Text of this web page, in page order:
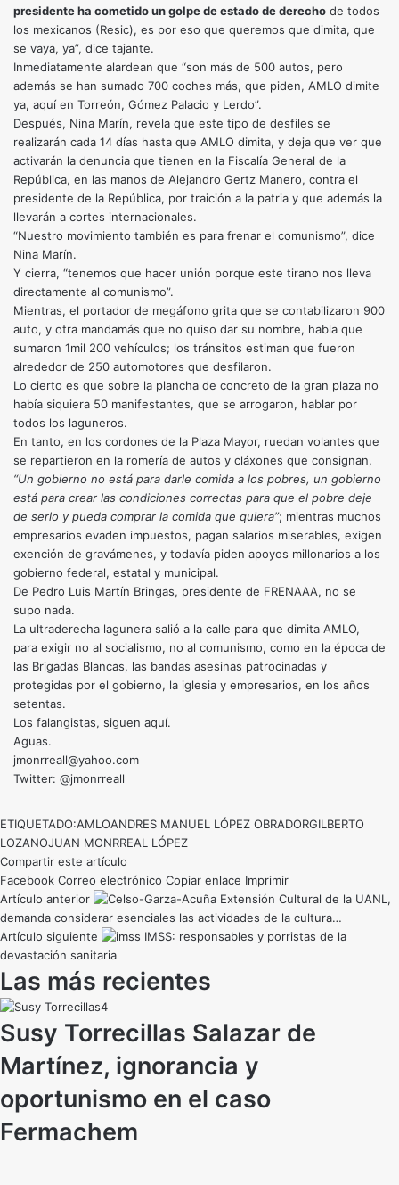
presidente ha cometido un golpe de estado de derecho de todos
los mexicanos (Resic), es por eso que queremos que dimita, que
se vaya, ya”, dice tajante.
Inmediatamente alardean que “son más de 500 autos, pero
además se han sumado 700 coches más, que piden, AMLO dimite
ya, aquí en Torreón, Gómez Palacio y Lerdo”.
Después, Nina Marín, revela que este tipo de desfiles se
realizarán cada 14 días hasta que AMLO dimita, y deja que ver que
activarán la denuncia que tienen en la Fiscalía General de la
República, en las manos de Alejandro Gertz Manero, contra el
presidente de la República, por traición a la patria y que además la
llevarán a cortes internacionales.
“Nuestro movimiento también es para frenar el comunismo”, dice
Nina Marín.
Y cierra, “tenemos que hacer unión porque este tirano nos lleva
directamente al comunismo”.
Mientras, el portador de megáfono grita que se contabilizaron 900
auto, y otra mandamás que no quiso dar su nombre, habla que
sumaron 1mil 200 vehículos; los tránsitos estiman que fueron
alrededor de 250 automotores que desfilaron.
Lo cierto es que sobre la plancha de concreto de la gran plaza no
había siquiera 50 manifestantes, que se arrogaron, hablar por
todos los laguneros.
En tanto, en los cordones de la Plaza Mayor, ruedan volantes que
se repartieron en la romería de autos y cláxones que consignan,
“Un gobierno no está para darle comida a los pobres, un gobierno
está para crear las condiciones correctas para que el pobre deje
de serlo y pueda comprar la comida que quiera”; mientras muchos
empresarios evaden impuestos, pagan salarios miserables, exigen
exención de gravámenes, y todavía piden apoyos millonarios a los
gobierno federal, estatal y municipal.
De Pedro Luis Martín Bringas, presidente de FRENAAA, no se
supo nada.
La ultraderecha lagunera salió a la calle para que dimita AMLO,
para exigir no al socialismo, no al comunismo, como en la época de
las Brigadas Blancas, las bandas asesinas patrocinadas y
protegidas por el gobierno, la iglesia y empresarios, en los años
setentas.
Los falangistas, siguen aquí.
Aguas.
jmonrreall@yahoo.com
Twitter: @jmonrreall
ETIQUETADO:AMLOANDRES MANUEL LÓPEZ OBRADORGILBERTO
LOZANOJUAN MONRREAL LÓPEZ
Compartir este artículo
Facebook Correo electrónico Copiar enlace Imprimir
Artículo anterior
Extensión Cultural de la UANL,
demanda considerar esenciales las actividades de la cultura…
Artículo siguiente
IMSS: responsables y porristas de la
devastación sanitaria
Las más recientes
Susy Torrecillas Salazar de
Martínez, ignorancia y
oportunismo en el caso
Fermachem